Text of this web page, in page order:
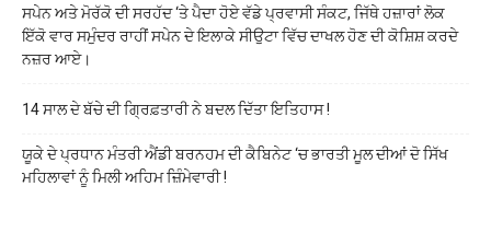
ਸਪੇਨ ਅਤੇ ਮੋਰੱਕੋ ਦੀ ਸਰਹੱਦ ‘ਤੇ ਪੈਦਾ ਹੋਏ ਵੱਡੇ ਪ੍ਰਵਾਸੀ ਸੰਕਟ, ਜਿੱਥੇ ਹਜ਼ਾਰਾਂ ਲੋਕ
ਇੱਕੋ ਵਾਰ ਸਮੁੰਦਰ ਰਾਹੀਂ ਸਪੇਨ ਦੇ ਇਲਾਕੇ ਸੀਉਟਾ ਵਿੱਚ ਦਾਖਲ ਹੋਣ ਦੀ ਕੋਸ਼ਿਸ਼ ਕਰਦੇ
ਨਜ਼ਰ ਆਏ।
14 ਸਾਲ ਦੇ ਬੱਚੇ ਦੀ ਗ੍ਰਿਫ਼ਤਾਰੀ ਨੇ ਬਦਲ ਦਿੱਤਾ ਇਤਿਹਾਸ !
ਯੂਕੇ ਦੇ ਪ੍ਰਧਾਨ ਮੰਤਰੀ ਐਂਡੀ ਬਰਨਹਮ ਦੀ ਕੈਬਿਨੇਟ ‘ਚ ਭਾਰਤੀ ਮੂਲ ਦੀਆਂ ਦੋ ਸਿੱਖ
ਮਹਿਲਾਵਾਂ ਨੂੰ ਮਿਲੀ ਅਹਿਮ ਜ਼ਿੰਮੇਵਾਰੀ !